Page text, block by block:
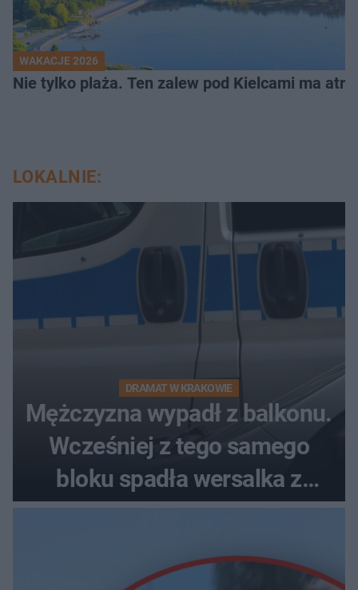
WAKACJE 2026
Nie tylko plaża. Ten zalew pod Kielcami ma
LOKALNIE:
DRAMAT W KRAKOWIE
Mężczyzna wypadł z balkonu.
Wcześniej z tego samego
bloku spadła wersalka z
pościelą